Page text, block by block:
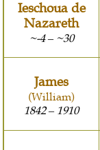
Ieschoua de
Nazareth
~-4–~30
James
(William)
1842– 1910